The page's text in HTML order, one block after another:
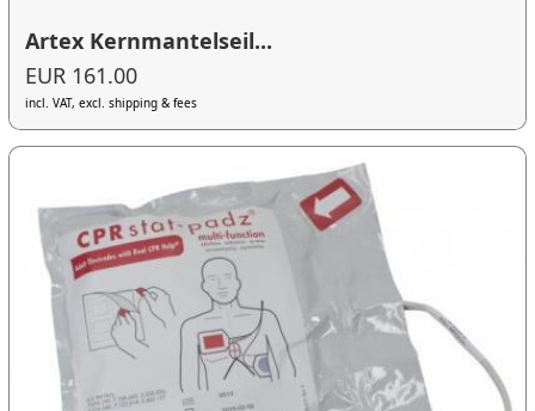
Artex Kernmantelseil...
EUR 161.00
incl. VAT, excl. shipping & fees